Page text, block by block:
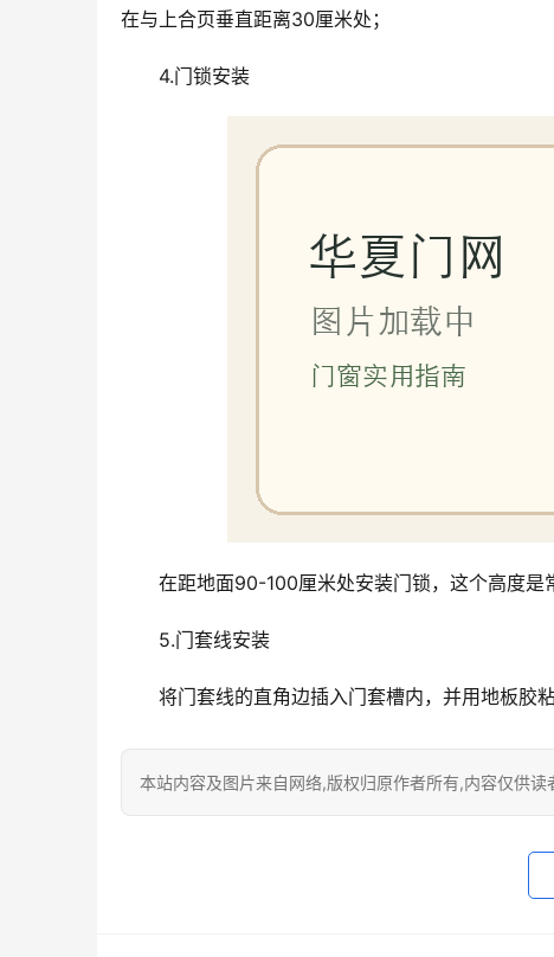
在与上合页垂直距离30厘米处；
4.门锁安装
在距地面90-100厘米处安装门锁，这个高度是
5.门套线安装
将门套线的直角边插入门套槽内，并用地板胶
本站内容及图片来自网络,版权归原作者所有,内容仅供